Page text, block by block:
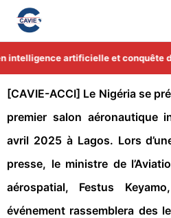
artificielle et conquête
[CAVIE-ACCI] Le Nigéria se
premier salon aéronautique
avril 2025 à Lagos. Lors
presse, le ministre de
aérospatial, Festus
événement rassemblera des